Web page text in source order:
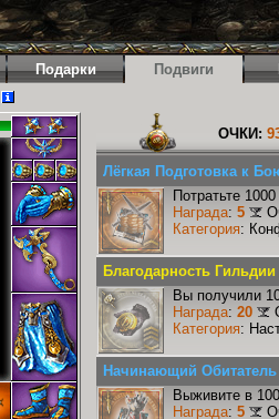
Подарки Подвиги
ОЧКИ:
Лёгкая Подготовка к
Потратьте
Награда: 5
Категория:
Благодарность Гильдии
Вы получили
Награда: 20
Категория:
Начинающий
Выживите в
Награда: 5